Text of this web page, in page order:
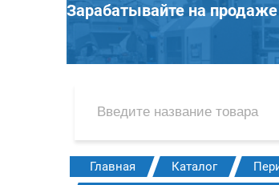
Зарабатывайте на
Главная Каталог